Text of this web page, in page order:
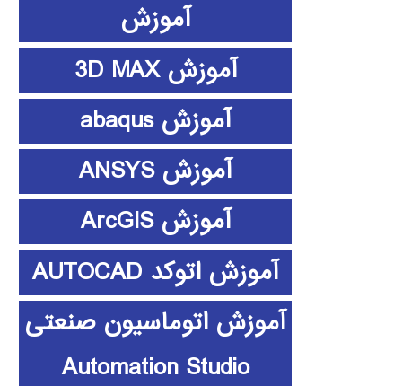
آموزش
آموزش 3D MAX
آموزش abaqus
آموزش ANSYS
آموزش ArcGIS
آموزش اتوکد AUTOCAD
آموزش اتوماسیون صنعتی
Automation Studio